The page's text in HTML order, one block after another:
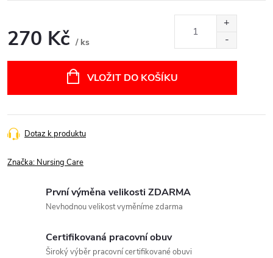
270 Kč / ks
VLOŽIT DO KOŠÍKU
Dotaz k produktu
Značka: Nursing Care
První výměna velikosti ZDARMA
Nevhodnou velikost vyměníme zdarma
Certifikovaná pracovní obuv
Široký výběr pracovní certifikované obuvi